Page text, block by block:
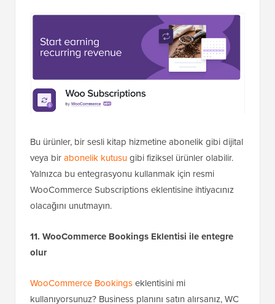
Bu ürünler, bir sesli kitap hizmetine abonelik gibi dijital
veya birabonelik kutusugibi fiziksel ürünler olabilir.
Yalnızca bu entegrasyonu kullanmak için resmi
WooCommerce Subscriptions eklentisine ihtiyacınız
olacağını unutmayın.
11. WooCommerce Bookings Eklentisi ile entegre
olur
WooCommerce Bookingseklentisini mi
kullanıyorsunuz? Business planını satın alırsanız, WC